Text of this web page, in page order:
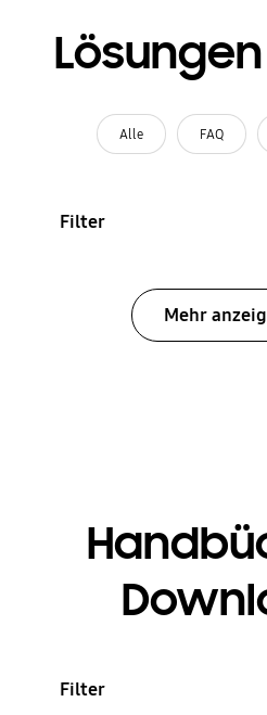
Alle FAQ
Filter
Mehr
Filter